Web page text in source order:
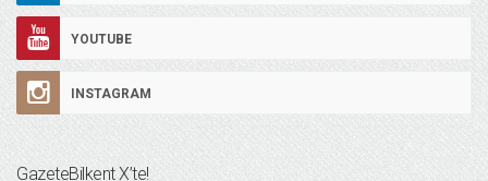
YOUTUBE
INSTAGRAM
GazeteBilkent X’te!